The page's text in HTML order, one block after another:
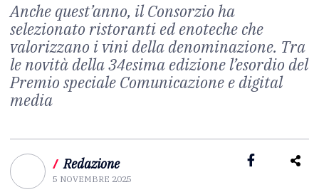
Anche quest’anno, il Consorzio ha
selezionato ristoranti ed enoteche che
valorizzano i vini della denominazione. Tra
le novità della 34esima edizione l’esordio del
Premio speciale Comunicazione e digital
media
/ Redazione
5 NOVEMBRE 2025